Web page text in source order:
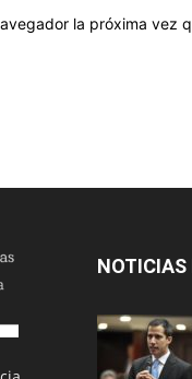
la próxima vez
NOTICIAS